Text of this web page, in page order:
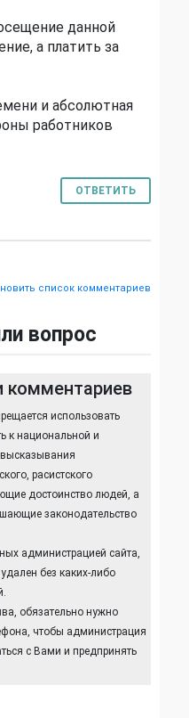
данной
а платить за
и абсолютная
работников
ОТВЕТИТЬ
список комментариев
вопрос
комментариев
использовать
к национальной и
высказывания
расистского
достоинство людей, а
законодательство
администрацией сайта,
без каких-либо
обязательно нужно
чтобы администрация
с Вами и предпринять